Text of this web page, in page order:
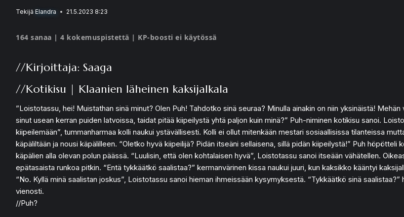
Tekijä Elandra 21.5.2023 8:23
164 sanaa | 4 kokemuspistettä | KP-boosti ei käytössä
//Kirjoittaja: Saaga
//Kotikisu | Klaanien läheinen kaksijalkala
”Loistotassu, hei! Muistathan sinä minut? Olen Puh! Tahdotko sinä seuraa? Minulla ainakin on niin yksinäistä!
sinut usean kerran puiden latvoissa, taidat pitää kiipeilystä yhtä paljon kuin minä?” Puh-niminen kotikisu sanoi.
kiipeilemään”, tummanharmaa kolli naukui ystävällisesti. Kolli ei ollut mitenkään mestari sosiaallisissa tilanteissa
käpäliltään ja nousi käpälilleen. “Oletko hyvä kiipeilijä? Pidän itseäni sellaisena, sillä pidän kiipeilystä!” Puh
käpälien alla olevan polun päässä. “Luulisin, että olen kohtalaisen hyvä”, Loistotassu sanoi itseään vähätellen.
epätasaista runkoa pitkin. “Entä tykkäätkö saalistaa?” kermanvärinen kissa naukui juuri, kun kaksikko kääntyi
“No. Kyllä minä saalistan joskus”, Loistotassu sanoi hieman ihmeissään kysymyksestä. “Tykkäätkö sinä
vienosti.
//Puh?